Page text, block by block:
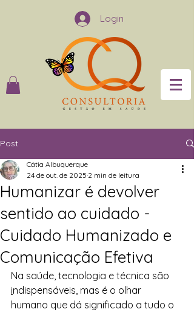
Login
Post
Humanizar é devolver
sentido ao cuidado -
Cuidado Humanizado e
Comunicação Efetiva
Cátia Albuquerque
24 de out. de 2025 2 min de leitura
Na saúde, tecnologia e técnica são
indispensáveis, mas é o olhar
humano que dá significado a tudo o